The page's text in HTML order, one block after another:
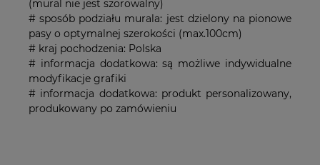
(mural nie jest szorowalny)
# sposób podziału murala: jest dzielony na pionowe
pasy o optymalnej szerokości (max.100cm)
# kraj pochodzenia: Polska
# informacja dodatkowa: są możliwe indywidualne
modyfikacje grafiki
# informacja dodatkowa: produkt personalizowany,
produkowany po zamówieniu